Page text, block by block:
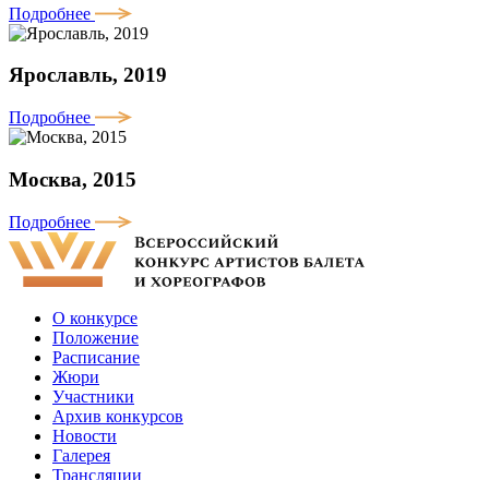
Подробнее
Ярославль, 2019
Подробнее
Москва, 2015
Подробнее
О конкурсе
Положение
Расписание
Жюри
Участники
Архив конкурсов
Новости
Галерея
Трансляции